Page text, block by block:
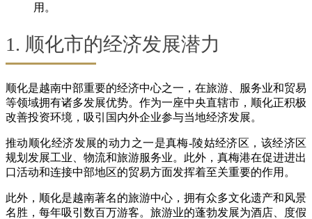
用。
1. 顺化市的经济发展潜力
顺化是越南中部重要的经济中心之一，在旅游、服务业和贸易
等领域拥有诸多发展优势。作为一座中央直辖市，顺化正积极
改善投资环境，吸引国内外企业参与当地经济发展。
推动顺化经济发展的动力之一是真梅-陵姑经济区，该经济区
规划发展工业、物流和旅游服务业。此外，真梅港在促进进出
口活动和连接中部地区的贸易方面发挥着至关重要的作用。
此外，顺化是越南著名的旅游中心，拥有众多文化遗产和风景
名胜，每年吸引数百万游客。旅游业的蓬勃发展为酒店、度假